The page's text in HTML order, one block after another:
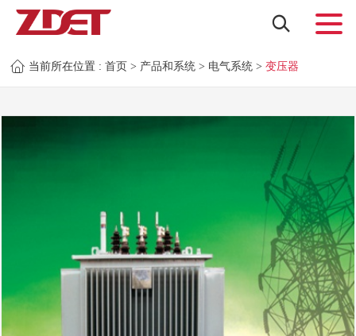
当前所在位置 :首页 > 产品和系统 > 电气系统 >变压器